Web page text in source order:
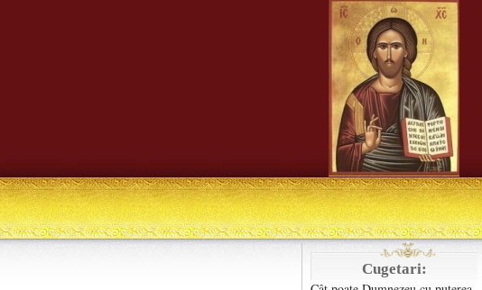
Cugetari: